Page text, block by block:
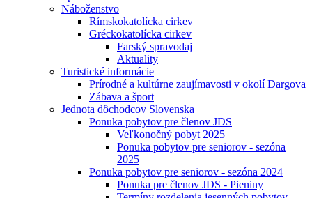
Náboženstvo
Rímskokatolícka cirkev
Gréckokatolícka cirkev
Farský spravodaj
Aktuality
Turistické informácie
Prírodné a kultúrne zaujímavosti v okolí Dargova
Zábava a šport
Jednota dôchodcov Slovenska
Ponuka pobytov pre členov JDS
Veľkonočný pobyt 2025
Ponuka pobytov pre seniorov - sezóna
2025
Ponuka pobytov pre seniorov - sezóna 2024
Ponuka pre členov JDS - Pieniny